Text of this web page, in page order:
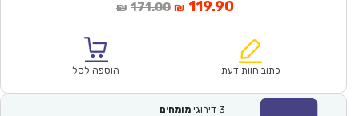
₪ 171.00המחיר
₪171.00.
₪ 119.90המחיר
הוא:
כתוב חוות דעת הוספה לסל
3 דירוגי מומחים